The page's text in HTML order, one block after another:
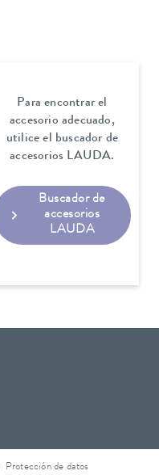
Para encontrar el
accesorio adecuado,
utilice el buscador de
accesorios LAUDA.
Buscador de
accesorios
LAUDA
Protección de datos